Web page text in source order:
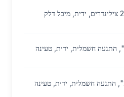
M18E2L — ציר 20", 2 צילינדרים, ידית, מיכל דלק
M18E2EFS — ציר 15", התנעה חשמלית, ידית, טעינה
M18E2EFL — ציר 20", התנעה חשמלית, ידית, טעינה